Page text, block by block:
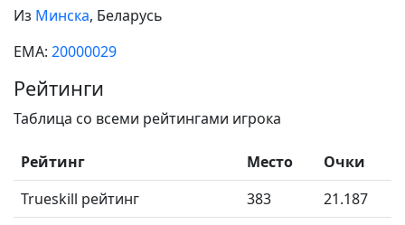
Из Минска, Беларусь
EMA: 20000029
Рейтинги
Таблица со всеми рейтингами игрока
Рейтинг Место
Очки
Trueskill рейтинг
383
21.187